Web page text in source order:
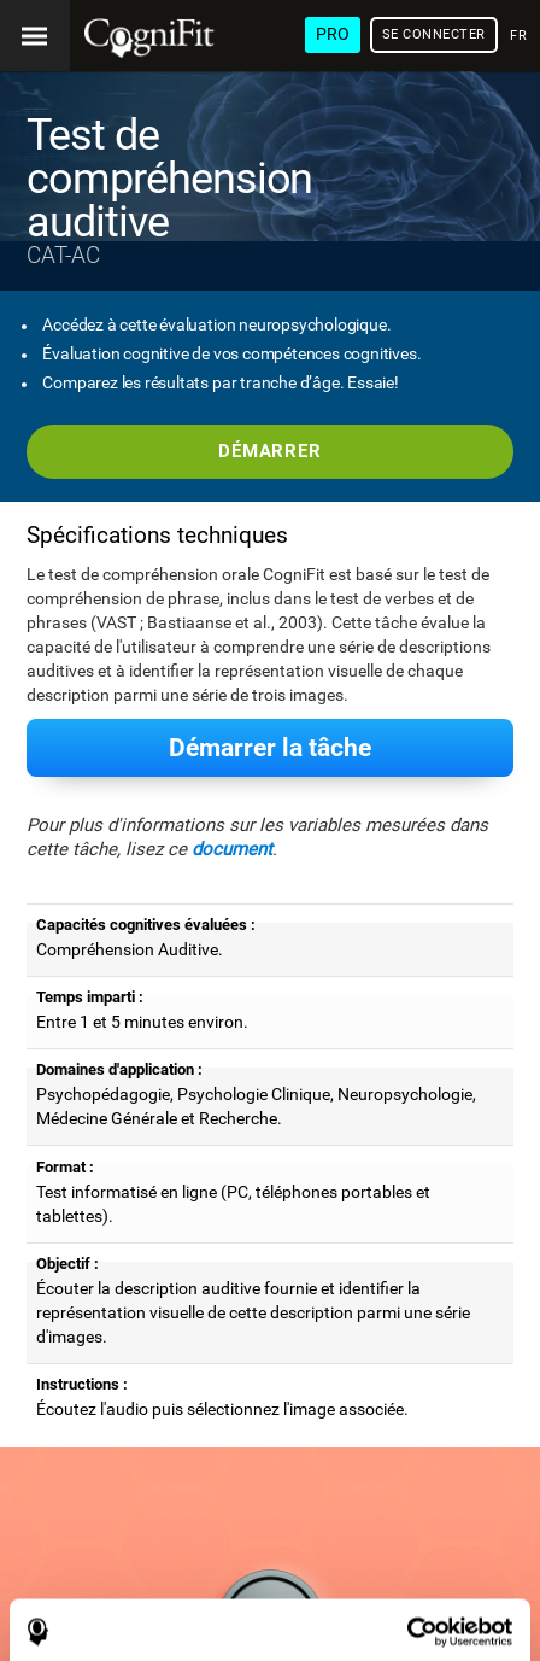
PRO SE CONNECTER
Test de
compréhension
auditive
CAT-AC
Accédez à cette évaluation neuropsychologique.
Évaluation cognitive de vos compétences cognitives.
Comparez les résultats par tranche d’âge. Essaie!
DÉMARRER
Spécifications techniques
Le test de compréhension orale CogniFit est basé sur le test de
compréhension de phrase, inclus dans le test de verbes et de
phrases (VAST ; Bastiaanse et al., 2003). Cette tâche évalue la
capacité de l'utilisateur à comprendre une série de descriptions
auditives et à identifier la représentation visuelle de chaque
description parmi une série de trois images.
Démarrer la tâche
Pour plus d'informations sur les variables mesurées dans
cette tâche, lisez ce document.
Capacités cognitives évaluées :
Compréhension Auditive.
Temps imparti :
Entre 1 et 5 minutes environ.
Domaines d'application :
Psychopédagogie, Psychologie Clinique, Neuropsychologie,
Médecine Générale et Recherche.
Format :
Test informatisé en ligne (PC, téléphones portables et
tablettes).
Objectif :
Écouter la description auditive fournie et identifier la
représentation visuelle de cette description parmi une série
d'images.
Instructions :
Écoutez l'audio puis sélectionnez l'image associée.